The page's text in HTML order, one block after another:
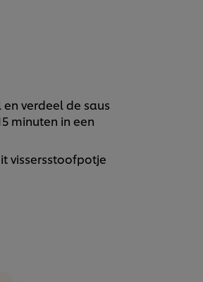
verdeel de saus
minuten in een
vissersstoofpotje